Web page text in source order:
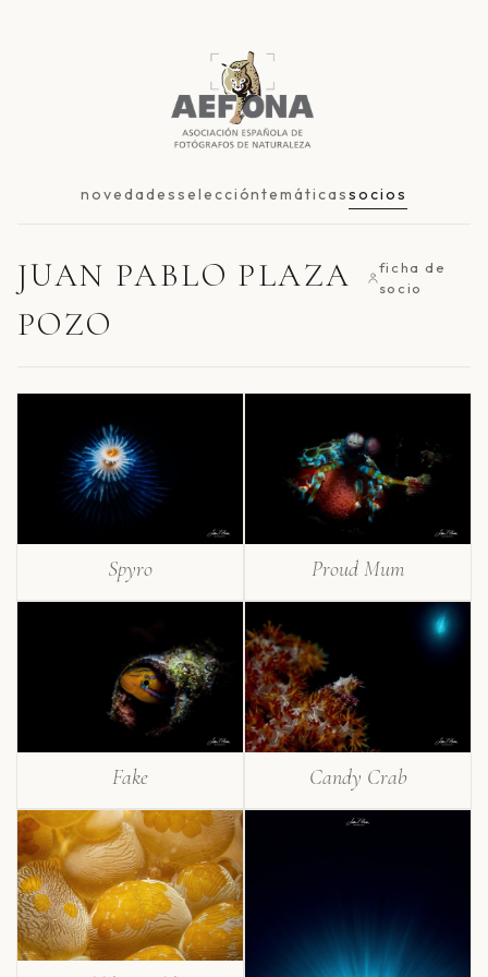
novedadesseleccióntemáticassocios
JUAN PABLO PLAZA
POZO
ficha de
socio
Spyro Proud Mum
Fake Candy Crab